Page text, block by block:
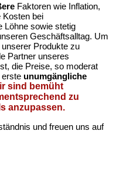
Faktoren wie Inflation,
Kosten bei
Löhne sowie stetig
Geschäftsalltag. Um
Produkte zu
Partner unseres
die Preise, so moderat
unumgängliche
sind bemüht
zu
anzupassen.
und freuen uns auf